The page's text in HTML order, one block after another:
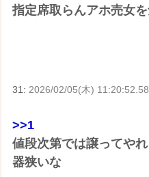
指定席取らんアホ売女
31:2026/02/05(木)
>>1
値段次第では譲ってやれ
器狭いな